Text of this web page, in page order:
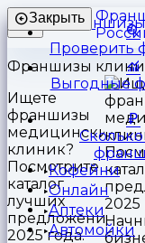
Закрыть
Проверить
Выгодные
Сколько
Кофейни
Онлайн
Аптеки
Автомойки
Франшизы
Ищете
франшизы
медицинских
клиник?
Посмотрите
каталог
лучших
предложений
2025 года.